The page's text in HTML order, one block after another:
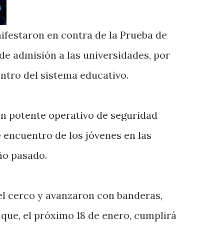
en contra de la Prueba de
admisión a las universidades, por
del sistema educativo.
potente operativo de seguridad
de los jóvenes en las
pasado.
y avanzaron con banderas,
el próximo 18 de enero, cumplirá